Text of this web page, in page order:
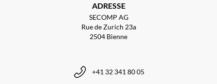
ADRESSE
SECOMP AG
Rue de Zurich 23a
2504 Bienne
+41 32 341 80 05